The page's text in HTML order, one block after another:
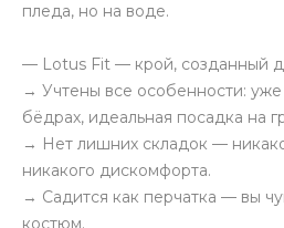
пледа, но на воде.
— Lotus Fit — крой, созданный
→ Учтены все особенности:
бёдрах, идеальная посадка на
→ Нет лишних складок —
никакого дискомфорта.
→ Садится как перчатка — вы
костюм.